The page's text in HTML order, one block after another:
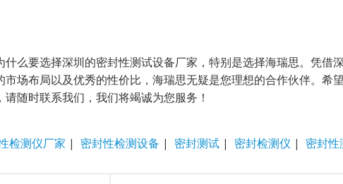
么要选择深圳的密封性测试设备厂家，特别是选择海瑞思。凭借
场布局以及优秀的性价比，海瑞思无疑是您理想的合作伙伴。希
随时联系我们，我们将竭诚为您服务！
检测仪厂家 | 密封性检测设备 | 密封测试 | 密封检测仪 | 密封性